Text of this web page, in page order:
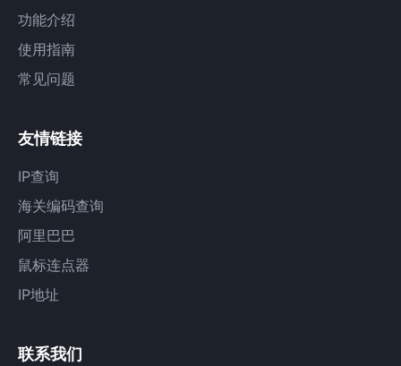
功能介绍
使用指南
常见问题
友情链接
IP查询
海关编码查询
阿里巴巴
鼠标连点器
IP地址
联系我们